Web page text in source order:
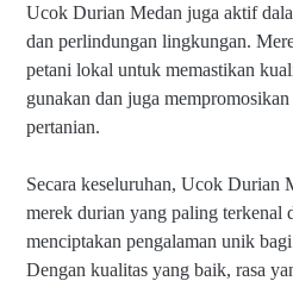
Ucok Durian Medan juga aktif
dan perlindungan lingkungan.
petani lokal untuk memastikan
gunakan dan juga
pertanian.
Secara keseluruhan, Ucok Durian
merek durian yang paling terkenal
menciptakan pengalaman unik
Dengan kualitas yang baik, rasa